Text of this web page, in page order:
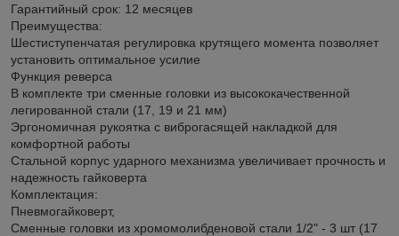
Гарантийный срок: 12 месяцев
Преимущества:
Шестиступенчатая регулировка крутящего момента позволяет
установить оптимальное усилие
Функция реверса
В комплекте три сменные головки из высококачественной
легированной стали (17, 19 и 21 мм)
Эргономичная рукоятка с виброгасящей накладкой для
комфортной работы
Стальной корпус ударного механизма увеличивает прочность и
надежность гайковерта
Комплектация:
Пневмогайковерт,
Сменные головки из хромомолибденовой стали 1/2" - 3 шт (17